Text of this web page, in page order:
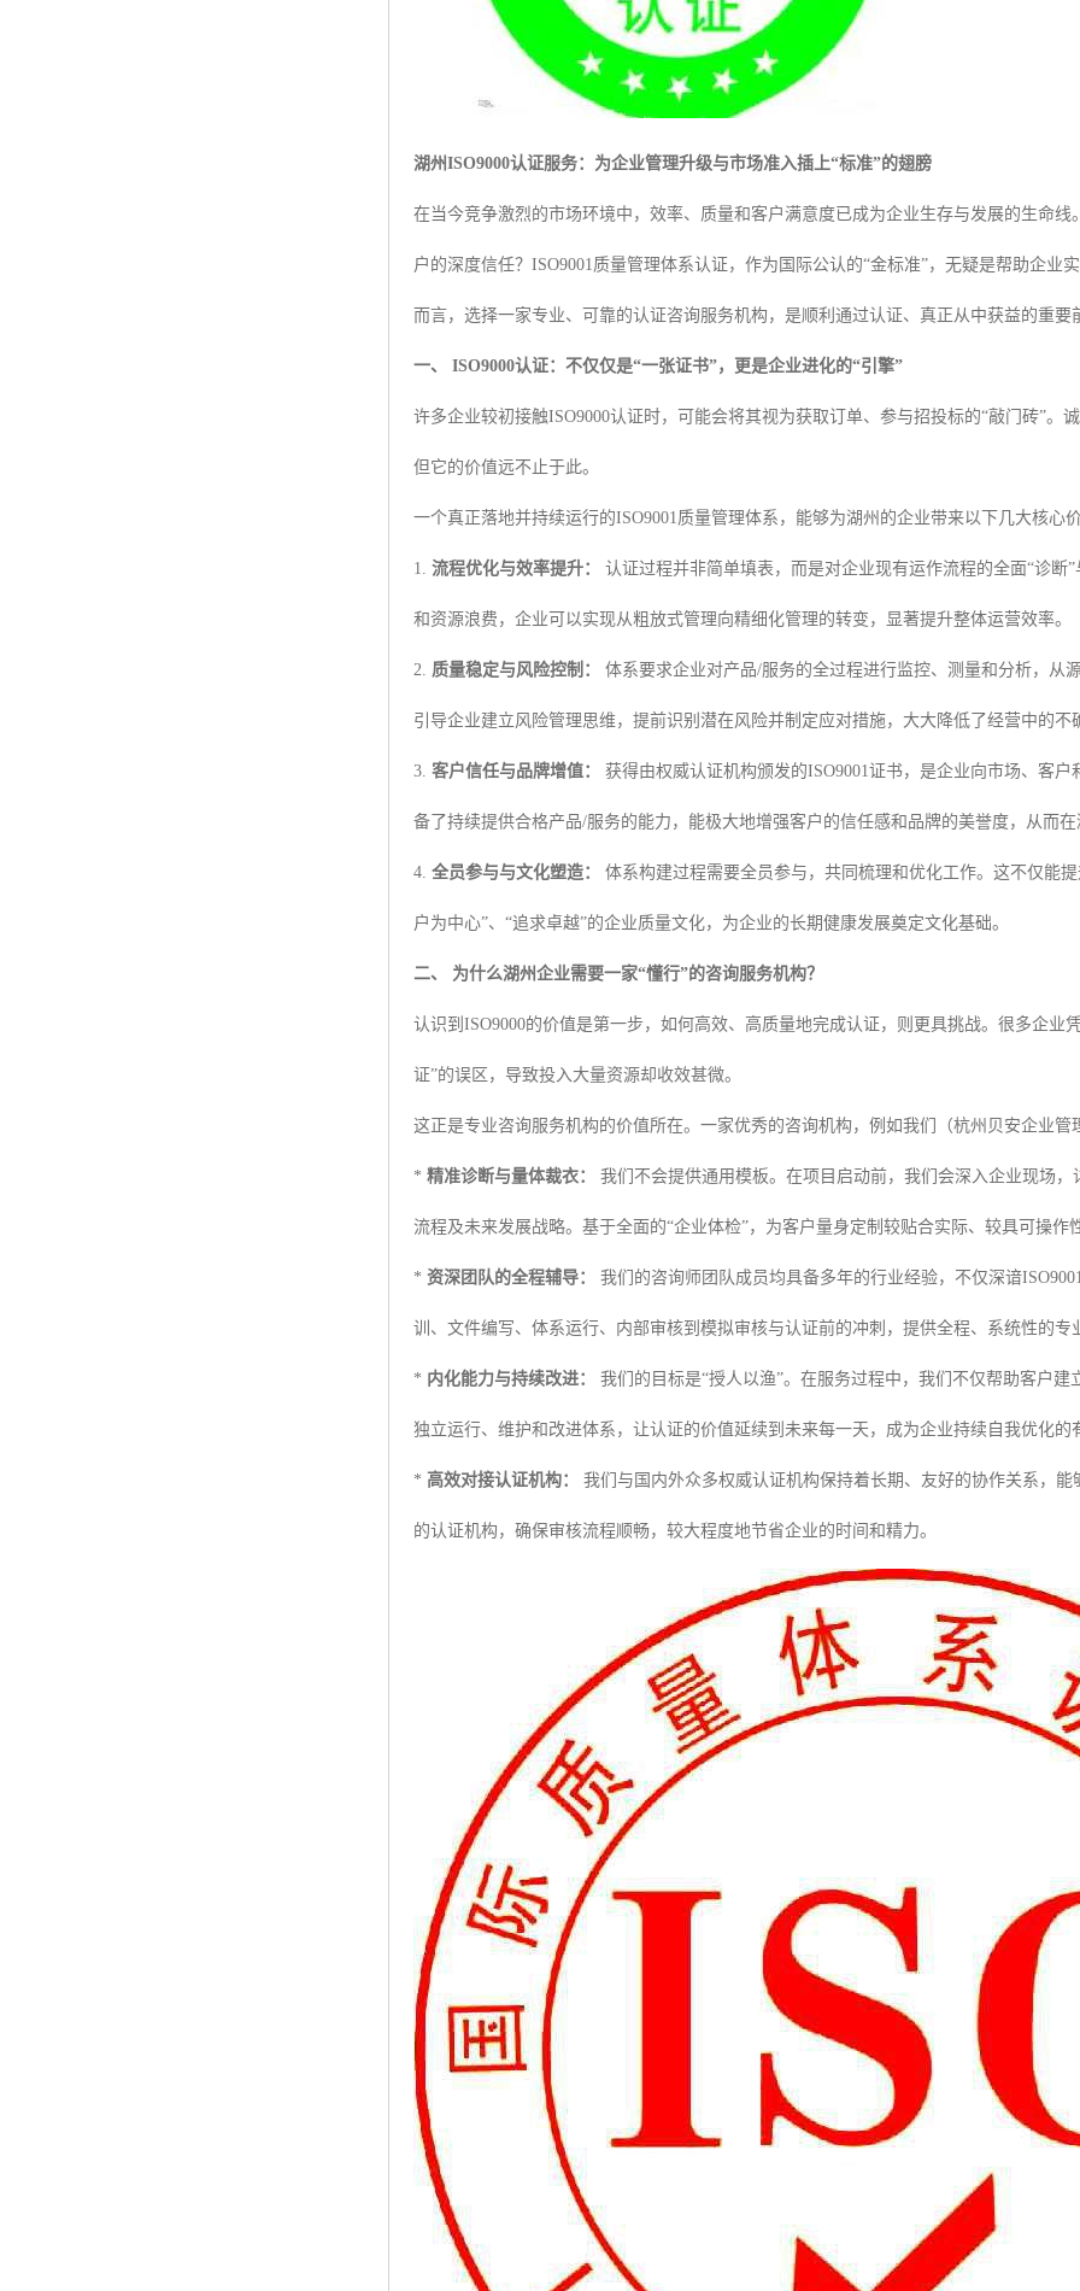
湖州ISO9000认证服务：为企业管理升级与市场准入插上“标准”的翅膀
在当今竞争激烈的市场环境中，效率、质量和客户满意度已成为企业生存与发展的生命
户的深度信任？ISO9001质量管理体系认证，作为国际公认的“金标准”，无疑是帮助企业
而言，选择一家专业、可靠的认证咨询服务机构，是顺利通过认证、真正从中获益的重要
一、 ISO9000认证：不仅仅是“一张证书”，更是企业进化的“引擎”
许多企业较初接触ISO9000认证时，可能会将其视为获取订单、参与招投标的“敲门砖”。
但它的价值远不止于此。
一个真正落地并持续运行的ISO9001质量管理体系，能够为湖州的企业带来以下几大核心价
1. 流程优化与效率提升： 认证过程并非简单填表，而是对企业现有运作流程的全面“诊断
和资源浪费，企业可以实现从粗放式管理向精细化管理的转变，显著提升整体运营效率。
2. 质量稳定与风险控制： 体系要求企业对产品/服务的全过程进行监控、测量和分析，从
引导企业建立风险管理思维，提前识别潜在风险并制定应对措施，大大降低了经营中的不
3. 客户信任与品牌增值： 获得由权威认证机构颁发的ISO9001证书，是企业向市场、客
备了持续提供合格产品/服务的能力，能极大地增强客户的信任感和品牌的美誉度，从而在
4. 全员参与与文化塑造： 体系构建过程需要全员参与，共同梳理和优化工作。这不仅能
户为中心”、“追求卓越”的企业质量文化，为企业的长期健康发展奠定文化基础。
二、 为什么湖州企业需要一家“懂行”的咨询服务机构？
认识到ISO9000的价值是第一步，如何高效、高质量地完成认证，则更具挑战。很多企业
证”的误区，导致投入大量资源却收效甚微。
这正是专业咨询服务机构的价值所在。一家优秀的咨询机构，例如我们（杭州贝安企业管
* 精准诊断与量体裁衣： 我们不会提供通用模板。在项目启动前，我们会深入企业现场
流程及未来发展战略。基于全面的“企业体检”，为客户量身定制较贴合实际、较具可操作
* 资深团队的全程辅导： 我们的咨询师团队成员均具备多年的行业经验，不仅深谙
训、文件编写、体系运行、内部审核到模拟审核与认证前的冲刺，提供全程、系统性的专
* 内化能力与持续改进： 我们的目标是“授人以渔”。在服务过程中，我们不仅帮助客户
独立运行、维护和改进体系，让认证的价值延续到未来每一天，成为企业持续自我优化的
* 高效对接认证机构： 我们与国内外众多权威认证机构保持着长期、友好的协作关系，
的认证机构，确保审核流程顺畅，较大程度地节省企业的时间和精力。